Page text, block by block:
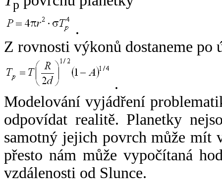
p
.
Z rovnosti výkonů dostaneme po
.
Modelování vyjádření
odpovídat realitě. Planetky
samotný jejich povrch může mít
přesto nám může vypočítaná
vzdálenosti od Slunce.